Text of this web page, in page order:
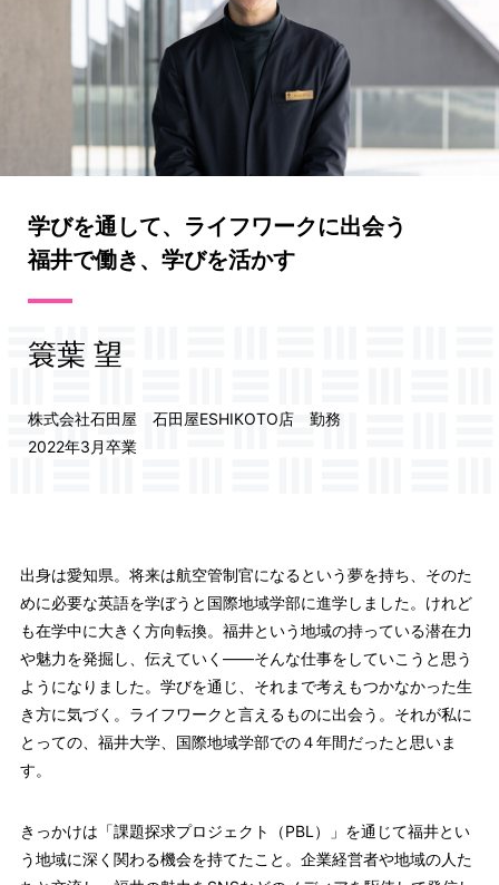
学びを通して、ライフワークに出会う
福井で働き、学びを活かす
簑葉 望
株式会社石田屋 石田屋ESHIKOTO店 勤務
2022年3月卒業
出身は愛知県。将来は航空管制官になるという夢を持ち、そのた
めに必要な英語を学ぼうと国際地域学部に進学しました。けれど
も在学中に大きく方向転換。福井という地域の持っている潜在力
や魅力を発掘し、伝えていく――そんな仕事をしていこうと思う
ようになりました。学びを通じ、それまで考えもつかなかった生
き方に気づく。ライフワークと言えるものに出会う。それが私に
とっての、福井大学、国際地域学部での４年間だったと思いま
す。
きっかけは「課題探求プロジェクト（PBL）」を通じて福井とい
う地域に深く関わる機会を持てたこと。企業経営者や地域の人た